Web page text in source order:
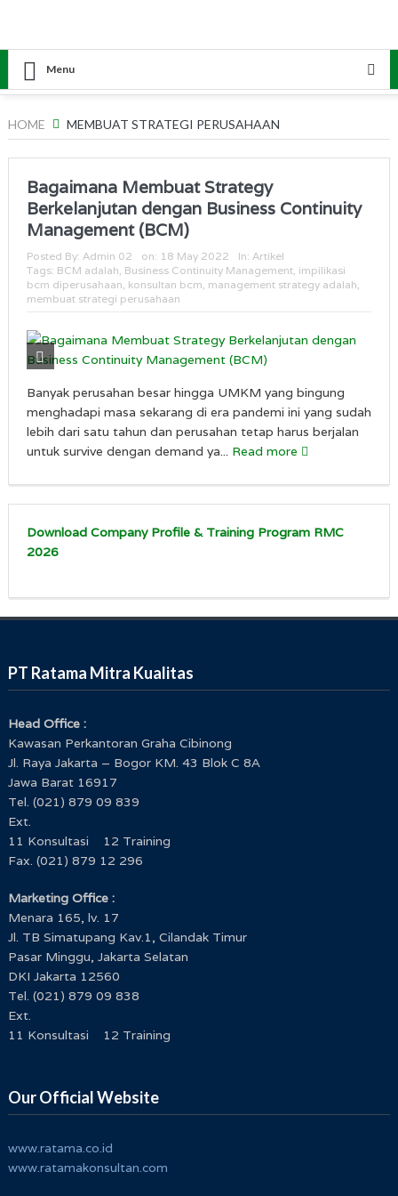
Menu
HOME MEMBUAT STRATEGI PERUSAHAAN
Bagaimana Membuat Strategy
Berkelanjutan dengan Business Continuity
Management (BCM)
Posted By: Admin 02 on: 18 May 2022 In: Artikel
Tags: BCM adalah Business Continuity Management, impilikasi
bcm diperusahaan konsultan bcm management strategy adalah
membuat strategi perusahaan
Banyak perusahan besar hingga UMKM yang bingung
menghadapi masa sekarang di era pandemi ini yang sudah
lebih dari satu tahun dan perusahan tetap harus berjalan
untuk survive dengan demand ya... Read more
Download Company Profile & Training Program RMC
2026
PT Ratama Mitra Kualitas
Head Office :
Kawasan Perkantoran Graha Cibinong
Jl. Raya Jakarta – Bogor KM. 43 Blok C 8A
Jawa Barat 16917
Tel. (021) 879 09 839
Ext.
11 Konsultasi 12 Training
Fax. (021) 879 12 296
Marketing Office :
Menara 165, lv. 17
Jl. TB Simatupang Kav.1, Cilandak Timur
Pasar Minggu, Jakarta Selatan
DKI Jakarta 12560
Tel. (021) 879 09 838
Ext.
11 Konsultasi 12 Training
Our Official Website
www.ratama.co.id
www.ratamakonsultan.com